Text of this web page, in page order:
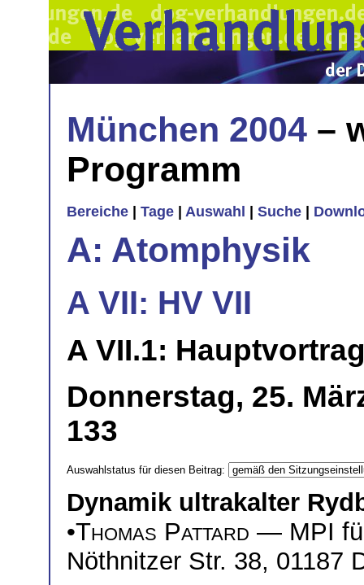
München 2004 –
Programm
Bereiche Tage Auswahl Suche
A: Atomphysik
A VII: HV VII
A VII.1:
Donnerstag, 25.
133
Auswahlstatus für diesen Beitrag:
Dynamik ultrakalter
•Thomas Pattard — MPI
Nöthnitzer Str. 38, 01187